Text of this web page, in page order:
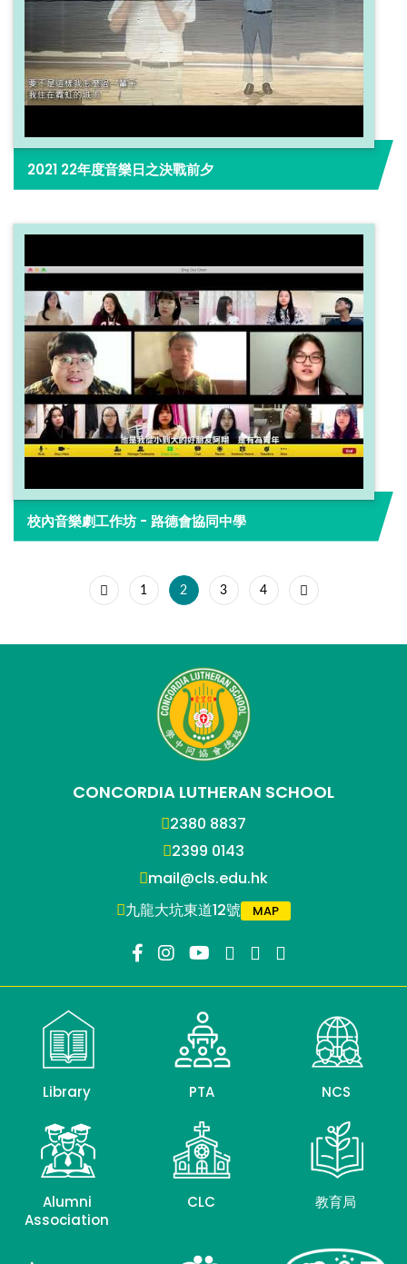
2021 22年度音樂日之決戰前夕
校內音樂劇工作坊 - 路德會協同中學
1 2 3 4
CONCORDIA LUTHERAN SCHOOL
2380 8837
2399 0143
mail@cls.edu.hk
九龍大坑東道12號
MAP
Library PTA NCS
Alumni
Association
CLC 教育局